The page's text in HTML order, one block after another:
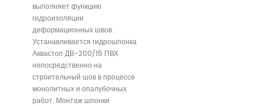
выполняет функцию
гидроизоляции
деформационных швов.
Устанавливается гидрошпонка
Аквастоп ДВ-200/15 ПВХ
непосредственно на
строительный шов в процессе
монолитных и опалубочных
работ. Монтаж шпонки